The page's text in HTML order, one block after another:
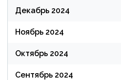
Декабрь 2024
Ноябрь 2024
Октябрь 2024
Сентябрь 2024